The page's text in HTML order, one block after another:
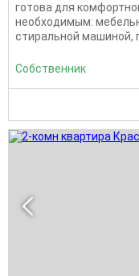
готова для
необходимым:
стиральной машиной,
Собственник